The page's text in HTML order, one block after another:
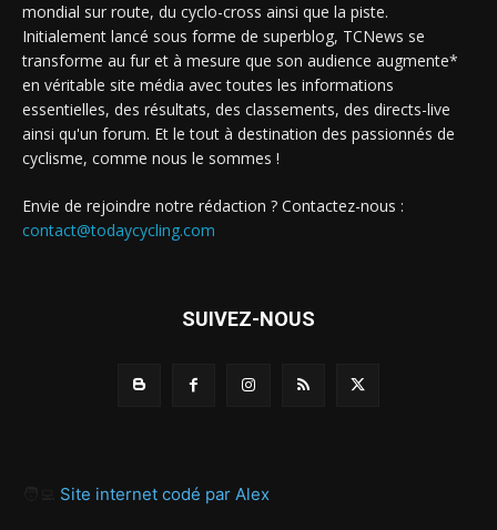
mondial sur route, du cyclo-cross ainsi que la piste.
Initialement lancé sous forme de superblog, TCNews se
transforme au fur et à mesure que son audience augmente*
en véritable site média avec toutes les informations
essentielles, des résultats, des classements, des directs-live
ainsi qu'un forum. Et le tout à destination des passionnés de
cyclisme, comme nous le sommes !
Envie de rejoindre notre rédaction ? Contactez-nous :
contact@todaycycling.com
SUIVEZ-NOUS
Site internet codé par Alex